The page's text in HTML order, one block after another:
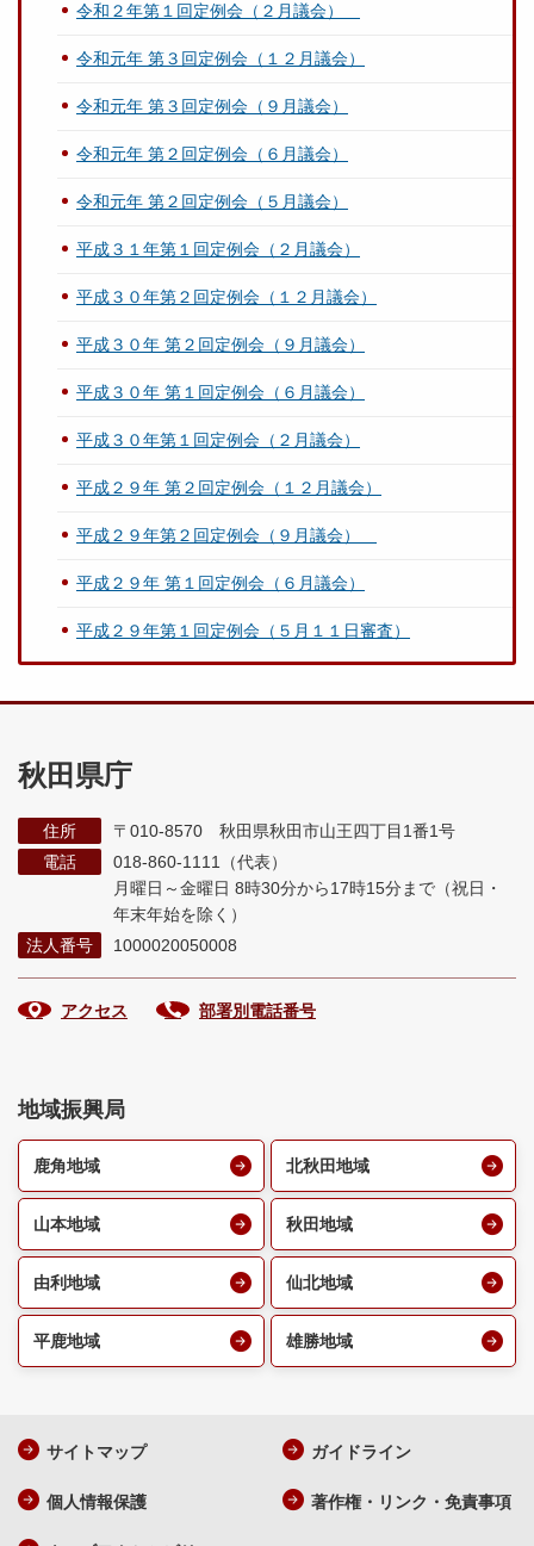
令和２年第１回定例会（２月議会）
令和元年 第３回定例会（１２月議会）
令和元年 第３回定例会（９月議会）
令和元年 第２回定例会（６月議会）
令和元年 第２回定例会（５月議会）
平成３１年第１回定例会（２月議会）
平成３０年第２回定例会（１２月議会）
平成３０年 第２回定例会（９月議会）
平成３０年 第１回定例会（６月議会）
平成３０年第１回定例会（２月議会）
平成２９年 第２回定例会（１２月議会）
平成２９年第２回定例会（９月議会）
平成２９年 第１回定例会（６月議会）
平成２９年第１回定例会（５月１１日審査）
秋田県庁
住所
〒010-8570 秋田県秋田市山王四丁目1番1号
電話
018-860-1111（代表）
月曜日～金曜日 8時30分から17時15分まで （祝日・
年末年始を除く）
法人番号
1000020050008
アクセス 部署別電話番号
地域振興局
鹿角地域 北秋田地域
山本地域 秋田地域
由利地域 仙北地域
平鹿地域 雄勝地域
サイトマップ ガイドライン
個人情報保護 著作権・リンク・免責事項